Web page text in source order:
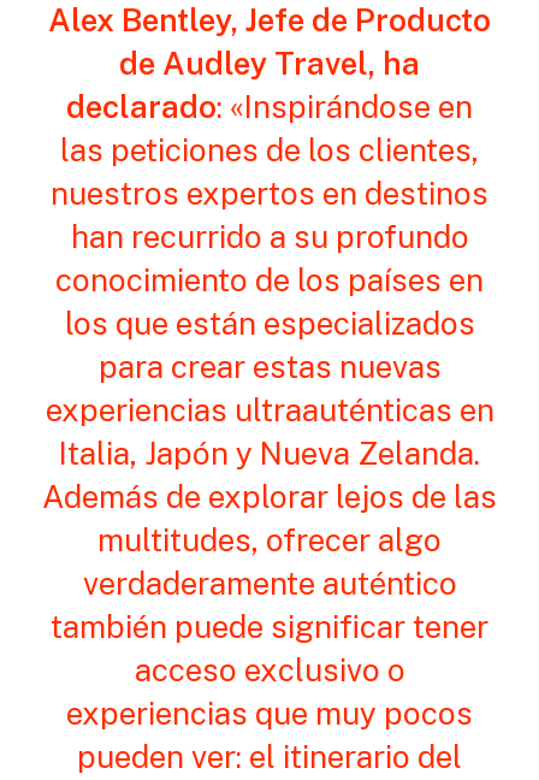
Alex Bentley, Jefe de Producto
de Audley Travel, ha
declarado: «Inspirándose en
las peticiones de los clientes,
nuestros expertos en destinos
han recurrido a su profundo
conocimiento de los países en
los que están especializados
para crear estas nuevas
experiencias ultraauténticas en
Italia, Japón y Nueva Zelanda.
Además de explorar lejos de las
multitudes, ofrecer algo
verdaderamente auténtico
también puede significar tener
acceso exclusivo o
experiencias que muy pocos
pueden ver: el itinerario del